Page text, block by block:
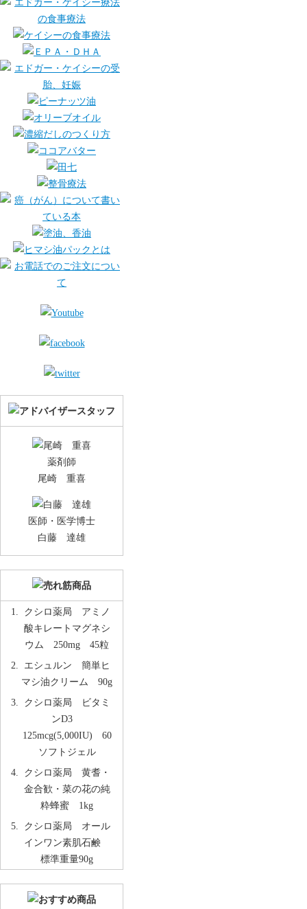
薬剤師
尾崎 重喜
医師・医学博士
白藤 達雄
クシロ薬局 アミノ
酸キレートマグネシ
ウム 250mg 45粒
エシュルン 簡単ヒ
マシ油クリーム 90g
クシロ薬局 ビタミ
ンD3
125mcg(5,000IU) 60
ソフトジェル
クシロ薬局 黄耆・
金合歓・菜の花の純
粋蜂蜜 1kg
クシロ薬局 オール
インワン素肌石鹸
標準重量90g